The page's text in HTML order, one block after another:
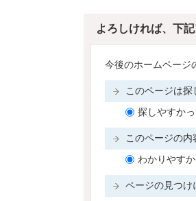
よろしければ、下
今後のホームページ
このページは
探しやすか
このページの
わかりやす
ページの見つけ